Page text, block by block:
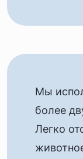
Мы
более
Легко